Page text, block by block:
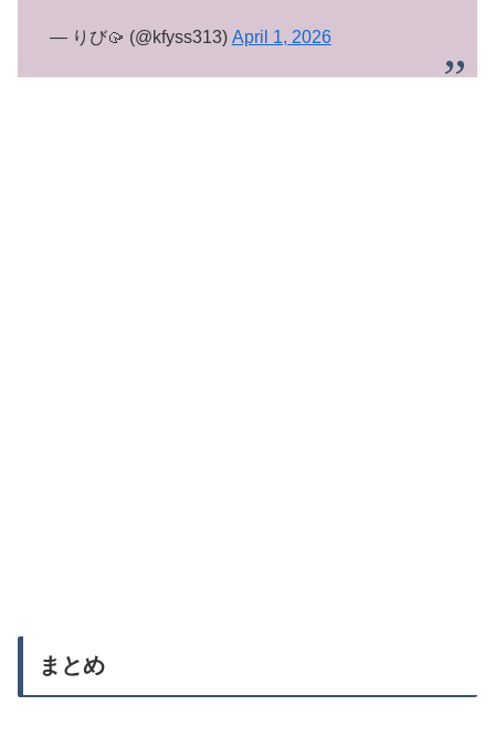
— りび🥠 (@kfyss313) April 1, 2026
まとめ